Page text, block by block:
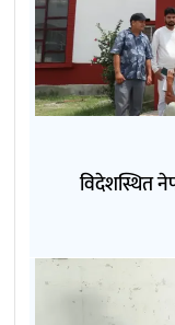
विदेशस्थित